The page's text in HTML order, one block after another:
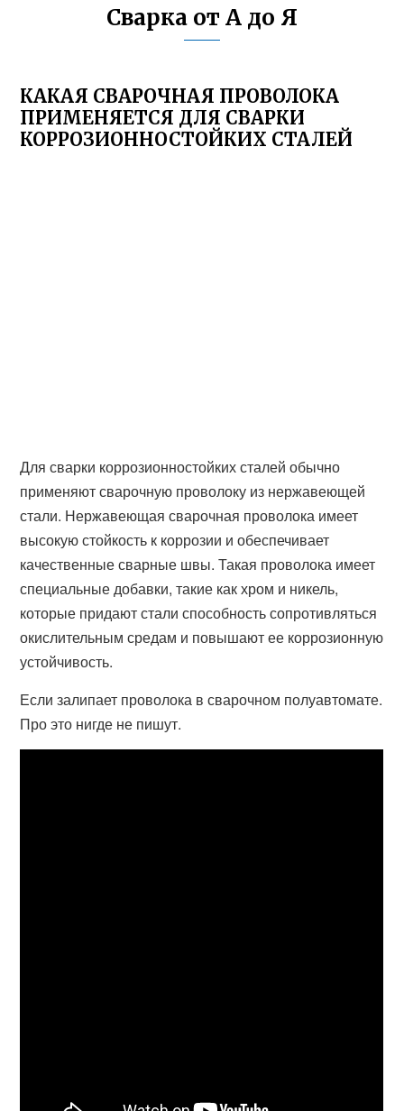
Сварка от А до Я
КАКАЯ СВАРОЧНАЯ ПРОВОЛОКА
ПРИМЕНЯЕТСЯ ДЛЯ СВАРКИ
КОРРОЗИОННОСТОЙКИХ СТАЛЕЙ
Для сварки коррозионностойких сталей обычно
применяют сварочную проволоку из нержавеющей
стали. Нержавеющая сварочная проволока имеет
высокую стойкость к коррозии и обеспечивает
качественные сварные швы. Такая проволока имеет
специальные добавки, такие как хром и никель,
которые придают стали способность сопротивляться
окислительным средам и повышают ее коррозионную
устойчивость.
Если залипает проволока в сварочном полуавтомате.
Про это нигде не пишут.